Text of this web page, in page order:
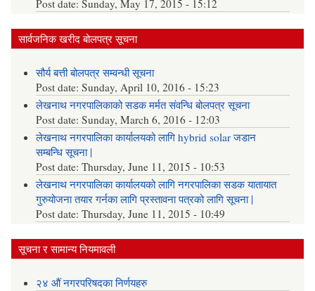
Post date:Sunday, May 17, 2015 - 15:12
सार्वजनिक खरीद बोलपत्र सूचना
सौर्य बत्ती बोलपत्र सम्वन्धी सूचना
Post date:Sunday, April 10, 2016 - 15:23
लेखनाथ नगरपालिकाको सडक मर्मत संवन्धि बोलपत्र सूचना
Post date:Sunday, March 6, 2016 - 12:03
लेखनाथ नगरपालिका कार्यालयको लागि hybrid solar जडान
सम्बन्धि सूचना |
Post date:Thursday, June 11, 2015 - 10:53
लेखनाथ नगरपालिका कार्यालयको लागि नगरपालिका सडक यातायात
गुरुयोजना तयार गर्नका लागि प्रस्तावना पत्रको लागि सूचना |
Post date:Thursday, June 11, 2015 - 10:49
सूचना र सामान्य नियमावली
२४ औं नगरपरिषदका निर्णयहरु